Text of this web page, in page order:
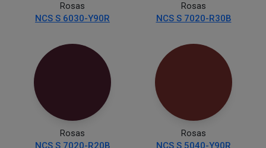
Rosas
NCS S 6030-Y90R
Rosas
NCS S 7020-R30B
Rosas
NCS S 7020-R20B
Rosas
NCS S 5040-Y90R